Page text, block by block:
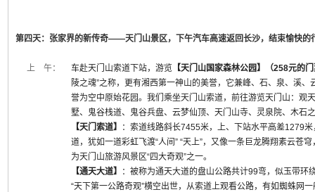
第四天：张家界的新传奇——天门山景区，下午汽车高速返回长沙，结束愉快的
上 午： 车赴天门山索道下站，游览 【天门山国家森林公园】（258元的
陵之魂”之称，更有湘西第一神山的美誉，它兼峰、石、泉、溪
誉为空中原始花园。我们乘坐天门山索道，前往游览天门山：观
墅、鬼谷栈道、鬼谷兵盘、云梦仙顶、天门山寺、灵泉院、木石
【天门索道】
：索道线路斜长7455米，上、下站水平高差1279
道，犹如一道彩虹飞渡“人间” “天上”，又像一条巨龙腾翔素云苍
为天门山旅游风景区“四大奇观”之一。
【通天大道】
：被称为通天大道的盘山公路共计99弯，似玉带
“天下第一公路奇观”横空出世，从索道上观看公路，有如蜘蛛网